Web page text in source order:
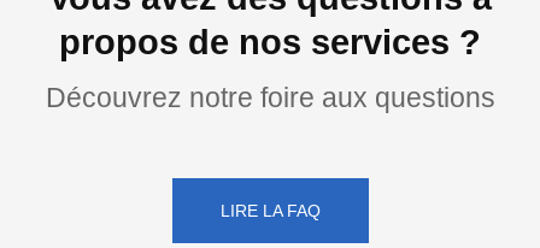
propos de nos services ?
Découvrez notre foire aux questions
LIRE LA FAQ